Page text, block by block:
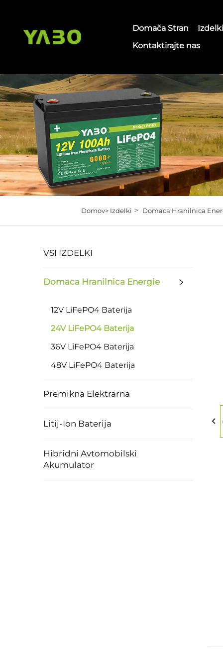
Domača Stran
Izdelki
Kontaktirajte nas
Domov> Izdelki > Domaca Hranilnica
VSI IZDELKI
Domaca Hranilnica Energie
12V LiFePO4 Baterija
24V LiFePO4 Baterija
36V LiFePO4 Baterija
48V LiFePO4 Baterija
Premikna Elektrarna
Litij-Ion Baterija
Hibridni Avtomobilski
Akumulator